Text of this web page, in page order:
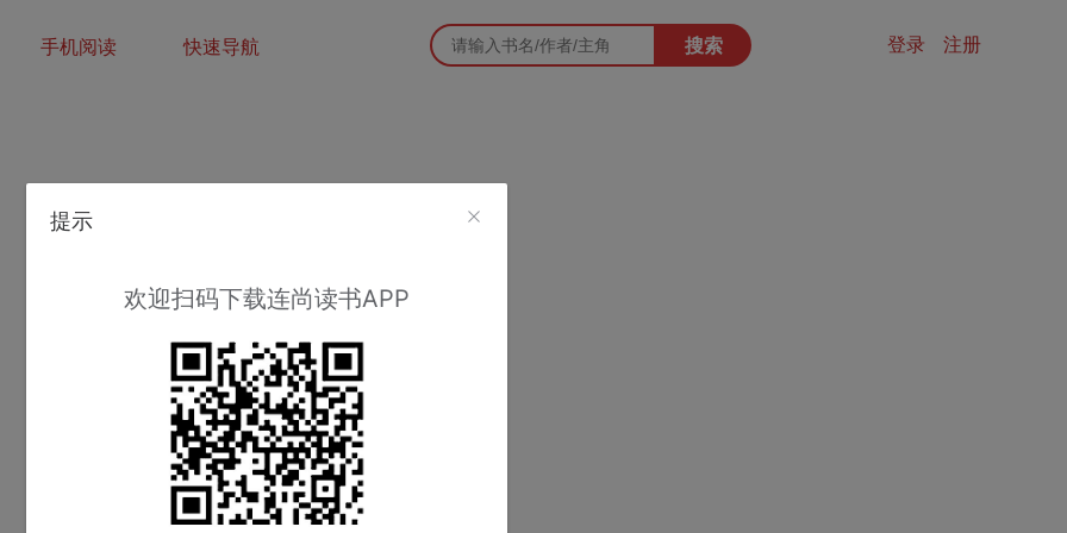
手机阅读 快速导航 搜索 登录 注册
提示
欢迎扫码下载连尚读书APP